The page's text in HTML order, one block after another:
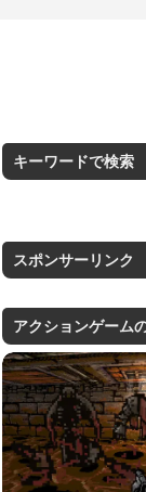
キーワードで検索
スポンサーリンク
アクションゲーム